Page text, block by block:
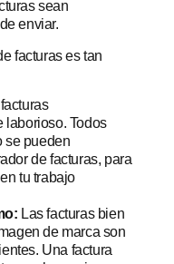
sean
enviar.
facturas es tan
laborioso. Todos
se pueden
de facturas, para
tu trabajo
Las facturas bien
de marca son
Una factura